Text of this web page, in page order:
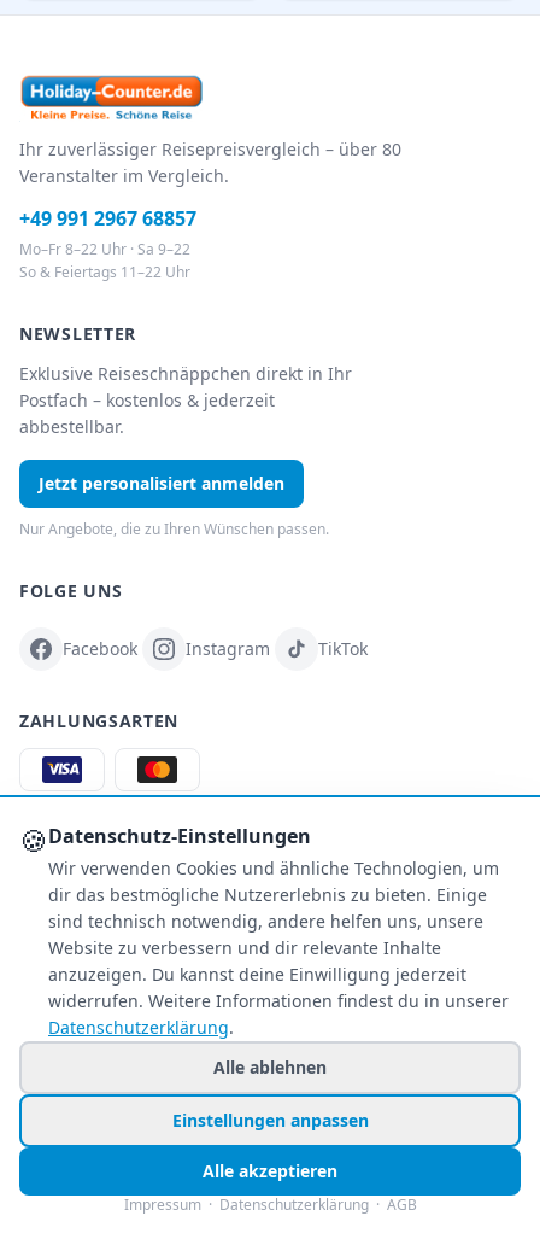
Ihr zuverlässiger Reisepreisvergleich – über 80
Veranstalter im Vergleich.
+49 991 2967 68857
Mo–Fr 8–22 Uhr · Sa 9–22
So & Feiertags 11–22 Uhr
NEWSLETTER
Exklusive Reiseschnäppchen direkt in Ihr
Postfach – kostenlos & jederzeit
abbestellbar.
Jetzt personalisiert anmelden
Nur Angebote, die zu Ihren Wünschen passen.
FOLGE UNS
Facebook Instagram TikTok
ZAHLUNGSARTEN
PayPal Überweisung
SSL-verschlüsselt
SERVICE
Über uns
Buchungsinformationen
Kostenloser Rückruf
Allgemeine Anfragen
🍪Datenschutz-Einstellungen
Wir verwenden Cookies und ähnliche Technologien, um
dir das bestmögliche Nutzererlebnis zu bieten. Einige
sind technisch notwendig, andere helfen uns, unsere
Website zu verbessern und dir relevante Inhalte
anzuzeigen. Du kannst deine Einwilligung jederzeit
widerrufen. Weitere Informationen findest du in unserer
Datenschutzerklärung.
Alle ablehnen
Einstellungen anpassen
Alle akzeptieren
Impressum· Datenschutzerklärung· AGB